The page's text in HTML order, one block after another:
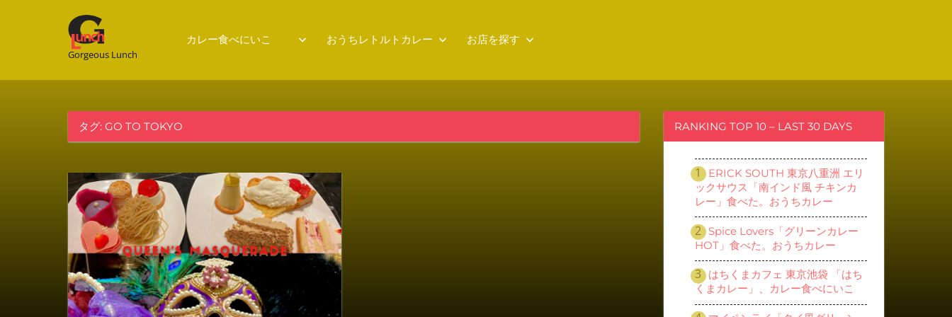
Gorgeous
Lunch
Gorgeous Lunch
カレー食べにいこ おうちレトルトカレー お店を探す
タグ: GO TO TOKYO RANKING TOP 10 – LAST 30 DAYS
ERICK SOUTH 東京八重洲 エリ
ックサウス「南インド風 チキンカ
レー」食べた。おうちカレー
Spice Lovers「グリーンカレー
HOT」食べた。おうちカレー
はちくまカフェ 東京池袋 「はち
くまカレー」、カレー食べにいこ